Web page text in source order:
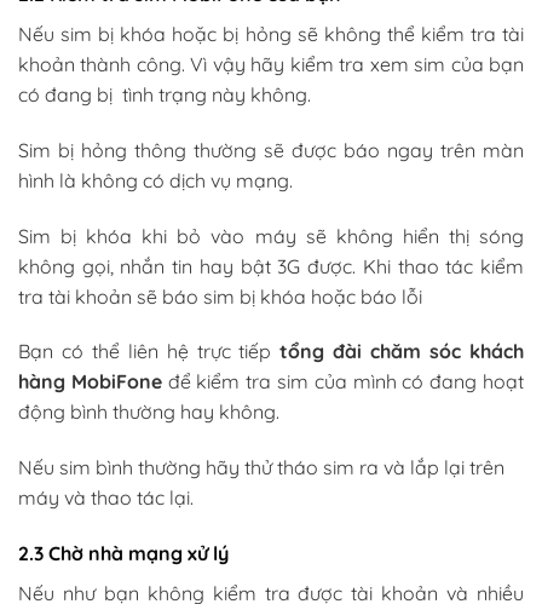
Nếu sim bị khóa hoặc bị hỏng sẽ không thể kiểm tra tài
khoản thành công. Vì vậy hãy kiểm tra xem sim của bạn
có đang bị tình trạng này không.
Sim bị hỏng thông thường sẽ được báo ngay trên màn
hình là không có dịch vụ mạng.
Sim bị khóa khi bỏ vào máy sẽ không hiển thị sóng
không gọi, nhắn tin hay bật 3G được. Khi thao tác kiểm
tra tài khoản sẽ báo sim bị khóa hoặc báo lỗi
Bạn có thể liên hệ trực tiếptổng đài chăm sóc khách
hàng MobiFoneđể kiểm tra sim của mình có đang hoạt
động bình thường hay không.
Nếu sim bình thường hãy thử tháo sim ra và lắp lại trên
máy và thao tác lại.
2.3 Chờ nhà mạng xử lý
Nếu như bạn không kiểm tra được tài khoản và nhiều